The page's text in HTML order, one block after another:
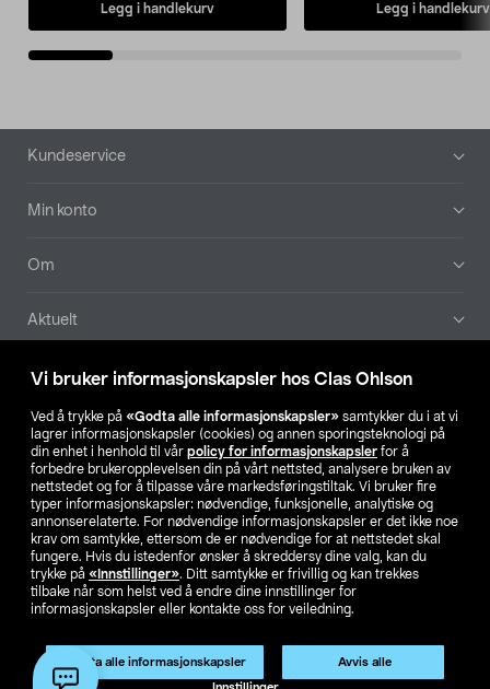
Vi bruker informasjonskapsler hos Clas Ohlson
Ved å trykke på «Godta alle informasjonskapsler» samtykker du i at vi
lagrer informasjonskapsler (cookies) og annen sporingsteknologi på
din enhet i henhold til vår policy for informasjonskapsler for å
forbedre brukeropplevelsen din på vårt nettsted, analysere bruken av
nettstedet og for å tilpasse våre markedsføringstiltak. Vi bruker fire
typer informasjonskapsler: nødvendige, funksjonelle, analytiske og
annonserelaterte. For nødvendige informasjonskapsler er det ikke noe
krav om samtykke, ettersom de er nødvendige for at nettstedet skal
fungere. Hvis du istedenfor ønsker å skreddersy dine valg, kan du
trykke på «Innstillinger». Ditt samtykke er frivillig og kan trekkes
tilbake når som helst ved å endre dine innstillinger for
informasjonskapsler eller kontakte oss for veiledning.
Godta alle informasjonskapsler Avvis alle
Produktet har utgått
Artikkelnr.:51-3235
Legg i handlekurv Legg i handlekurv
Bunntekst
Kundeservice
Min konto
Om
Aktuelt
Våre selskaper
Finn din butikk
SE NO FI
Endre til priser ekskl. moms